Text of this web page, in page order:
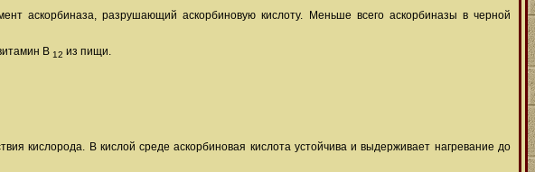
аскорбиназа, разрушающий аскорбиновую кислоту. Меньше всего аскорбиназы в черной
В 12 из пищи.
кислорода. В кислой среде аскорбиновая кислота устойчива и выдерживает нагревание до